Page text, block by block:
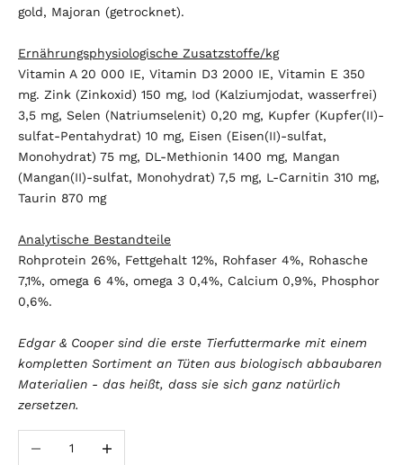
gold, Majoran (getrocknet).
Ernährungsphysiologische Zusatzstoffe/kg
Vitamin A 20 000 IE, Vitamin D3 2000 IE, Vitamin E 350
mg. Zink (Zinkoxid) 150 mg, Iod (Kalziumjodat, wasserfrei)
3,5 mg, Selen (Natriumselenit) 0,20 mg, Kupfer (Kupfer(II)-
sulfat-Pentahydrat) 10 mg, Eisen (Eisen(II)-sulfat,
Monohydrat) 75 mg, DL-Methionin 1400 mg, Mangan
(Mangan(II)-sulfat, Monohydrat) 7,5 mg, L-Carnitin 310 mg,
Taurin 870 mg
Analytische Bestandteile
Rohprotein 26%, Fettgehalt 12%, Rohfaser 4%, Rohasche
7,1%, omega 6 4%, omega 3 0,4%, Calcium 0,9%, Phosphor
0,6%.
Edgar & Cooper sind die erste Tierfuttermarke mit einem
kompletten Sortiment an Tüten aus biologisch abbaubaren
Materialien - das heißt, dass sie sich ganz natürlich
zersetzen.
Anzahl verringern